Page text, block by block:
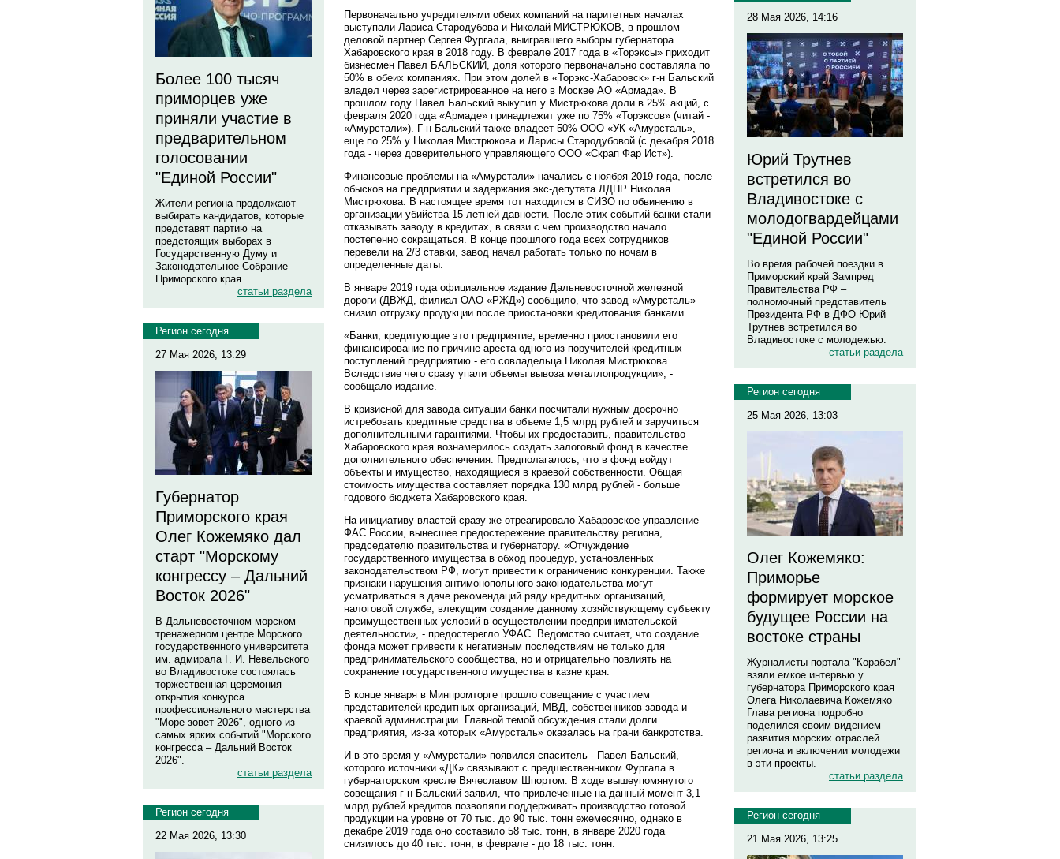
Более 100 тысяч
приморцев уже
приняли участие в
предварительном
голосовании
"Единой России"
Жители региона продолжают
выбирать кандидатов, которые
представят партию на
предстоящих выборах в
Государственную Думу и
Законодательное Собрание
Приморского края.
статьи раздела
Регион сегодня
27 Мая 2026, 13:29
Губернатор
Приморского края
Олег Кожемяко дал
старт "Морскому
конгрессу – Дальний
Восток 2026"
В Дальневосточном морском
тренажерном центре Морского
государственного университета
им. адмирала Г. И. Невельского
во Владивостоке состоялась
торжественная церемония
открытия конкурса
профессионального мастерства
"Море зовет 2026", одного из
самых ярких событий "Морского
конгресса – Дальний Восток
2026".
статьи раздела
Регион сегодня
22 Мая 2026, 13:30
Первоначально учредителями обеих компаний на паритетных началах
выступали Лариса Стародубова и Николай МИСТРЮКОВ, в прошлом
деловой партнер Сергея Фургала, выигравшего выборы губернатора
Хабаровского края в 2018 году. В феврале 2017 года в «Торэксы» приходит
бизнесмен Павел БАЛЬСКИЙ, доля которого первоначально составляла по
50% в обеих компаниях. При этом долей в «Торэкс-Хабаровск» г-н Бальский
владел через зарегистрированное на него в Москве АО «Армада». В
прошлом году Павел Бальский выкупил у Мистрюкова доли в 25% акций, с
февраля 2020 года «Армаде» принадлежит уже по 75% «Торэксов» (читай -
«Амурстали»). Г-н Бальский также владеет 50% ООО «УК «Амурсталь»,
еще по 25% у Николая Мистрюкова и Ларисы Стародубовой (с декабря 2018
года - через доверительного управляющего ООО «Скрап Фар Ист»).
Финансовые проблемы на «Амурстали» начались с ноября 2019 года, после
обысков на предприятии и задержания экс-депутата ЛДПР Николая
Мистрюкова. В настоящее время тот находится в СИЗО по обвинению в
организации убийства 15-летней давности. После этих событий банки стали
отказывать заводу в кредитах, в связи с чем производство начало
постепенно сокращаться. В конце прошлого года всех сотрудников
перевели на 2/3 ставки, завод начал работать только по ночам в
определенные даты.
В январе 2019 года официальное издание Дальневосточной железной
дороги (ДВЖД, филиал ОАО «РЖД») сообщило, что завод «Амурсталь»
снизил отгрузку продукции после приостановки кредитования банками.
«Банки, кредитующие это предприятие, временно приостановили его
финансирование по причине ареста одного из поручителей кредитных
поступлений предприятию - его совладельца Николая Мистрюкова.
Вследствие чего сразу упали объемы вывоза металлопродукции», -
сообщало издание.
В кризисной для завода ситуации банки посчитали нужным досрочно
истребовать кредитные средства в объеме 1,5 млрд рублей и заручиться
дополнительными гарантиями. Чтобы их предоставить, правительство
Хабаровского края вознамерилось создать залоговый фонд в качестве
дополнительного обеспечения. Предполагалось, что в фонд войдут
объекты и имущество, находящиеся в краевой собственности. Общая
стоимость имущества составляет порядка 130 млрд рублей - больше
годового бюджета Хабаровского края.
На инициативу властей сразу же отреагировало Хабаровское управление
ФАС России, вынесшее предостережение правительству региона,
председателю правительства и губернатору. «Отчуждение
государственного имущества в обход процедур, установленных
законодательством РФ, могут привести к ограничению конкуренции. Также
признаки нарушения антимонопольного законодательства могут
усматриваться в даче рекомендаций ряду кредитных организаций,
налоговой службе, влекущим создание данному хозяйствующему субъекту
преимущественных условий в осуществлении предпринимательской
деятельности», - предостерегло УФАС. Ведомство считает, что создание
фонда может привести к негативным последствиям не только для
предпринимательского сообщества, но и отрицательно повлиять на
сохранение государственного имущества в казне края.
В конце января в Минпромторге прошло совещание с участием
представителей кредитных организаций, МВД, собственников завода и
краевой администрации. Главной темой обсуждения стали долги
предприятия, из-за которых «Амурсталь» оказалась на грани банкротства.
И в это время у «Амурстали» появился спаситель - Павел Бальский,
которого источники «ДК» связывают с предшественником Фургала в
губернаторском кресле Вячеславом Шпортом. В ходе вышеупомянутого
совещания г-н Бальский заявил, что привлеченные на данный момент 3,1
млрд рублей кредитов позволяли поддерживать производство готовой
продукции на уровне от 70 тыс. до 90 тыс. тонн ежемесячно, однако в
декабре 2019 года оно составило 58 тыс. тонн, в январе 2020 года
снизилось до 40 тыс. тонн, в феврале - до 18 тыс. тонн.
28 Мая 2026, 14:16
Юрий Трутнев
встретился во
Владивостоке с
молодогвардейцами
"Единой России"
Во время рабочей поездки в
Приморский край Зампред
Правительства РФ –
полномочный представитель
Президента РФ в ДФО Юрий
Трутнев встретился во
Владивостоке с молодежью.
статьи раздела
Регион сегодня
25 Мая 2026, 13:03
Олег Кожемяко:
Приморье
формирует морское
будущее России на
востоке страны
Журналисты портала "Корабел"
взяли емкое интервью у
губернатора Приморского края
Олега Николаевича Кожемяко
Глава региона подробно
поделился своим видением
развития морских отраслей
региона и включении молодежи
в эти проекты.
статьи раздела
Регион сегодня
21 Мая 2026, 13:25